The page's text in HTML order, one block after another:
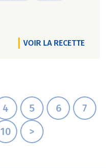
VOIR LA RECETTE
4 5 6
7
10 >